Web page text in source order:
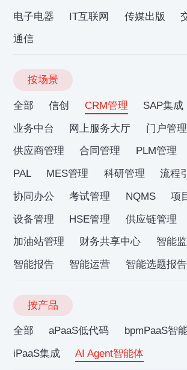
电子电器
IT互联网 传媒出版
通信
按场景
全部 信创 CRM管理 SAP集成
业务中台
网上服务大厅
门户管理
供应商管理
合同管理 PLM管理
PAL
MES管理 科研管理
流程
协同办公
考试管理 NQMS
项
设备管理
HSE管理
供应链管理
加油站管理
财务共享中心
智能
智能报告
智能运营 智能选题报告
按产品
全部 aPaaS低代码
bpmPaaS智
iPaaS集成
AI Agent智能体